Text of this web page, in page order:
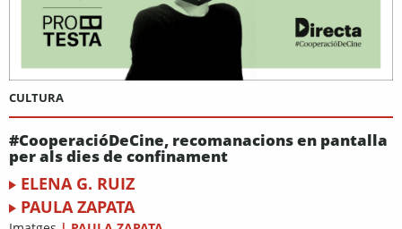
CULTURA
#CooperacióDeCine, recomanacions en pantalla
per als dies de confinament
ELENA G. RUIZ
PAULA ZAPATA